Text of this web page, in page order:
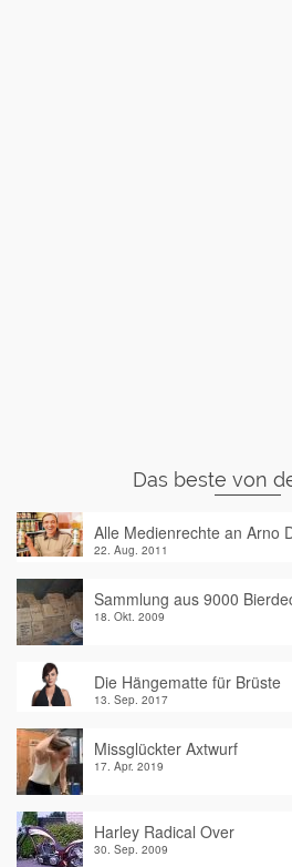
Das beste von
Alle Medienrechte an Arno
22. Aug. 2011
Sammlung aus 9000
18. Okt. 2009
Die Hängematte für Brüste
13. Sep. 2017
Missglückter Axtwurf
17. Apr. 2019
Harley Radical Over
30. Sep. 2009